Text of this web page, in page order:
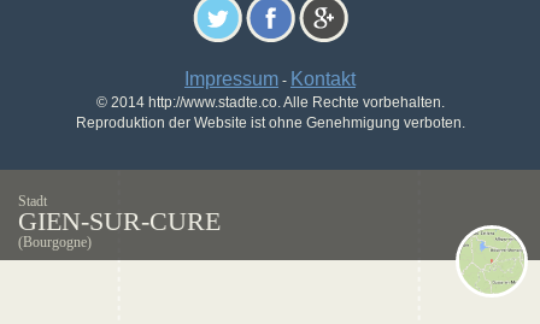
Impressum - Kontakt
© 2014 http://www.stadte.co. Alle Rechte vorbehalten.
Reproduktion der Website ist ohne Genehmigung verboten.
Stadt
GIEN-SUR-CURE
(Bourgogne)